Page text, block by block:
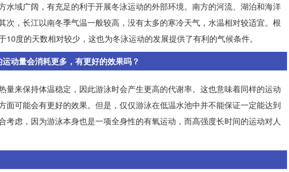
域广阔，有充足的利于开展冬泳运动的外部环境。南方的河流、湖泊和海洋
，长江以南冬季气温一般较高，没有太多的寒冷天气，水温相对较适宜。根
度的天数相对较少，这也为冬泳运动的发展提供了有利的气候条件。
动量会消耗更多，有更好的效果吗？
来保持体温稳定，因此游泳时会产生更高的代谢率。这也意味着同样的运动
可能会有更好的效果。但是，仅仅游泳在低温水池中并不能保证一定能达到
虑，因为游泳本身也是一项全身性的有氧运动，而高强度长时间的运动对人